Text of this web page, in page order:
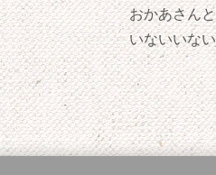
おかあさん
いないいな